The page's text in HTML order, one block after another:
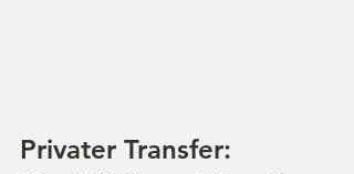
Privater Transfer: